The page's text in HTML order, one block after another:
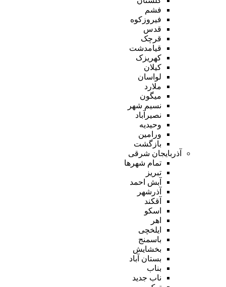
فشم
فیروزکوه
قدس
قرچک
قیامدشت
کهریزک
کیلان
لواسان
ملارد
میگون
نسیم شهر
نصیرآباد
وحیدیه
ورامین
بازگشت
آذربایجان شرقی
تمام شهر‌ها
تبریز
آبش احمد
آذرشهر
آقکند
اسکو
اهر
ایلخچی
باسمنج
بخشایش
بستان آباد
بناب
ناب جدید